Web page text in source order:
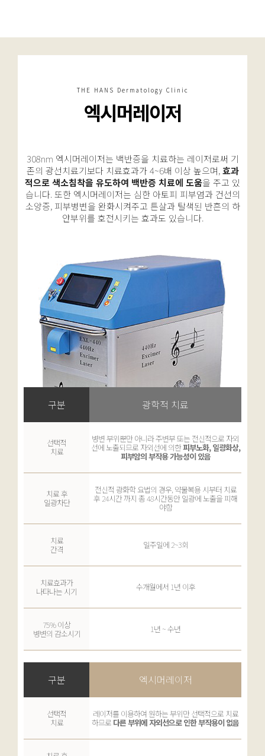
THE HANS Dermatology Clinic
엑시머레이저
308nm 엑시머레이저는 백반증을 치료하는 레이저로써 기
존의 광선치료기보다 치료효과가 4~6배 이상 높으며,효과
적으로 색소침착을 유도하여 백반증 치료에 도움을 주고 있
습니다. 또한 엑시머레이저는 심한 아토피 피부염과 건선의
소양증, 피부병변을 완화시켜주고 튼살과 탈색된 반흔의 하
얀부위를 호전시키는 효과도 있습니다.
구분 광학적 치료
선택적
치료
병변 부위뿐만 아니라 주변부 또는 전신적으로 자외
선에 노출되므로 자외선에 의한피부노화, 일광화상,
피부암의 부작용 가능성이 있음
치료 후
일광차단
전신적 광화학 요법의 경우, 약물복용 시부터 치료
후 24시간 까지 총 48시간동안 일광에 노출을 피해
야함
치료
간격 일주일에 2~3회
치료효과가
나타나는 시기 수개월에서 1년 이후
75% 이상
병변의 감소시기 1년 ~ 수년
구분 엑시머레이저
선택적
치료
레이저를 이용하여 원하는 부위만 선택적으로 치료
하므로 다른 부위에 자외선으로 인한 부작용이 없음